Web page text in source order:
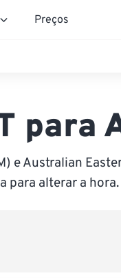
Preços
para
e Australian
para alterar a hora.